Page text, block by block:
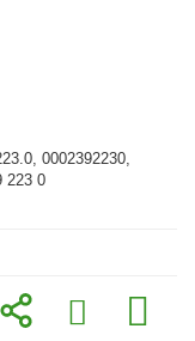
0002392230,
223 0